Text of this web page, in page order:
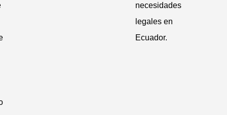
necesidades
legales en
Ecuador.